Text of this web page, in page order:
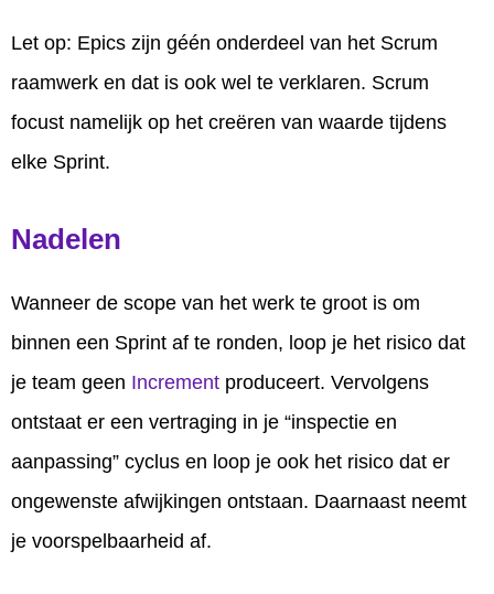
Let op: Epics zijn géén onderdeel van het Scrum
raamwerk en dat is ook wel te verklaren. Scrum
focust namelijk op het creëren van waarde tijdens
elke Sprint.
Nadelen
Wanneer de scope van het werk te groot is om
binnen een Sprint af te ronden, loop je het risico dat
je team geen Increment produceert. Vervolgens
ontstaat er een vertraging in je “inspectie en
aanpassing” cyclus en loop je ook het risico dat er
ongewenste afwijkingen ontstaan. Daarnaast neemt
je voorspelbaarheid af.